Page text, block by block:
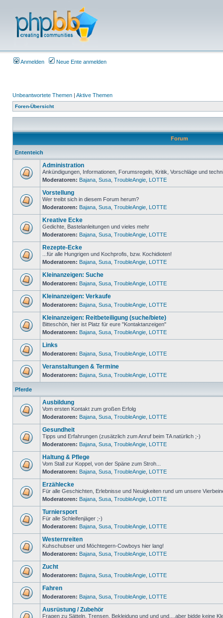
Anmelden Neue Ente anmelden
Unbeantwortete Themen | Aktive Themen
Foren-Übersicht
Forum
Ententeich
Administration
Ankündigungen, Informationen, Forumsregeln, Kritik, Vorschläge und
Moderatoren: Bajana Susa TroubleAngie LOTTE
Vorstellung
Wer treibt sich in diesem Forum herum?
Moderatoren: Bajana Susa TroubleAngie LOTTE
Kreative Ecke
Gedichte, Bastelanleitungen und vieles mehr
Moderatoren: Bajana Susa TroubleAngie LOTTE
Rezepte-Ecke
...für alle Hungrigen und Kochprofis, bzw. Kochidioten!
Moderatoren: Bajana Susa TroubleAngie LOTTE
Kleinanzeigen: Suche
Moderatoren: Bajana Susa TroubleAngie LOTTE
Kleinanzeigen: Verkaufe
Moderatoren: Bajana Susa TroubleAngie LOTTE
Kleinanzeigen: Reitbeteiligung (suche/biete)
Bitteschön, hier ist Platz für eure "Kontaktanzeigen"
Moderatoren: Bajana Susa TroubleAngie LOTTE
Links
Moderatoren: Bajana Susa TroubleAngie LOTTE
Veranstaltungen & Termine
Moderatoren: Bajana Susa TroubleAngie LOTTE
Pferde
Ausbildung
Vom ersten Kontakt zum großen Erfolg
Moderatoren: Bajana Susa TroubleAngie LOTTE
Gesundheit
Tipps und Erfahrungen (zusätzlich zum Anruf beim TA natürlich ;-)
Moderatoren: Bajana Susa TroubleAngie LOTTE
Haltung & Pflege
Vom Stall zur Koppel, von der Späne zum Stroh...
Moderatoren: Bajana Susa TroubleAngie LOTTE
Erzählecke
Für alle Geschichten, Erlebnisse und Neuigkeiten rund um unsere
Moderatoren: Bajana Susa TroubleAngie LOTTE
Turniersport
Für alle Schleifenjäger ;-)
Moderatoren: Bajana Susa TroubleAngie LOTTE
Westernreiten
Kuhschubser und Möchtegern-Cowboys hier lang!
Moderatoren: Bajana Susa TroubleAngie LOTTE
Zucht
Moderatoren: Bajana Susa TroubleAngie LOTTE
Fahren
Moderatoren: Bajana Susa TroubleAngie LOTTE
Ausrüstung / Zubehör
Fragen zu Sätteln, Trensen, Bekleidung und und und....aber bidde keine